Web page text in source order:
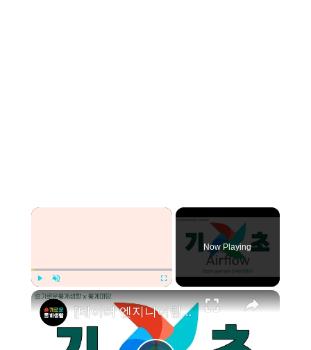
Play Unmute Fullscreen
Now Playing
[데이터 엔지니어링 with Airflow] Bash operator DAG 만들기